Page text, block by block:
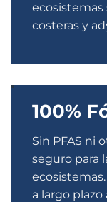
ecosistemas
costeras y
100%
Sin PFAS ni
seguro para
a largo plazo